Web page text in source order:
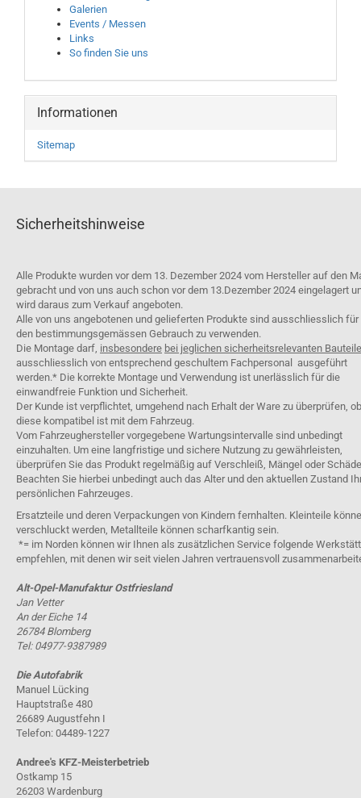
Galerien
Events / Messen
Links
So finden Sie uns
Informationen
Sitemap
Sicherheitshinweise
Alle Produkte wurden vor dem 13. Dezember 2024 vom Hersteller auf den
gebracht und von uns auch schon vor dem 13.Dezember 2024 eingelagert
wird daraus zum Verkauf angeboten.
Alle von uns angebotenen und gelieferten Produkte sind ausschliesslich für
den bestimmungsgemässen Gebrauch zu verwenden.
Die Montage darf, insbesondere bei jeglichen sicherheitsrelevanten
ausschliesslich von entsprechend geschultem Fachpersonal ausgeführt
werden.* Die korrekte Montage und Verwendung ist unerlässlich für die
einwandfreie Funktion und Sicherheit.
Der Kunde ist verpflichtet, umgehend nach Erhalt der Ware zu überprüfen, ob
diese kompatibel ist mit dem Fahrzeug.
Vom Fahrzeughersteller vorgegebene Wartungsintervalle sind unbedingt
einzuhalten. Um eine langfristige und sichere Nutzung zu gewährleisten,
überprüfen Sie das Produkt regelmäßig auf Verschleiß, Mängel oder
Beachten Sie hierbei unbedingt auch das Alter und den aktuellen Zustand
persönlichen Fahrzeuges.
Ersatzteile und deren Verpackungen von Kindern fernhalten. Kleinteile
verschluckt werden, Metallteile können scharfkantig sein.
*= im Norden können wir Ihnen als zusätzlichen Service folgende
empfehlen, mit denen wir seit vielen Jahren vertrauensvoll
Alt-Opel-Manufaktur Ostfriesland
Jan Vetter
An der Eiche 14
26784 Blomberg
Tel: 04977-9387989
Die Autofabrik
Manuel Lücking
Hauptstraße 480
26689 Augustfehn I
Telefon: 04489-1227
Andree's KFZ-Meisterbetrieb
Ostkamp 15
26203 Wardenburg